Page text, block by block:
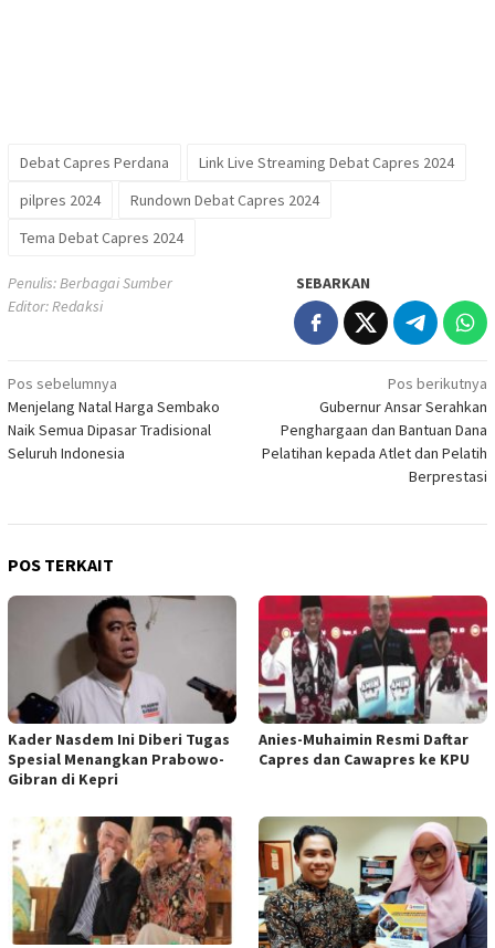
Debat Capres Perdana
Link Live Streaming Debat Capres 2024
pilpres 2024
Rundown Debat Capres 2024
Tema Debat Capres 2024
Penulis: Berbagai Sumber
Editor: Redaksi
SEBARKAN
Navigasi
pos
Pos sebelumnya
Menjelang Natal Harga Sembako
Naik Semua Dipasar Tradisional
Seluruh Indonesia
Pos berikutnya
Gubernur Ansar Serahkan
Penghargaan dan Bantuan Dana
Pelatihan kepada Atlet dan Pelatih
Berprestasi
POS TERKAIT
Kader Nasdem Ini Diberi Tugas
Spesial Menangkan Prabowo-
Gibran di Kepri
Anies-Muhaimin Resmi Daftar
Capres dan Cawapres ke KPU